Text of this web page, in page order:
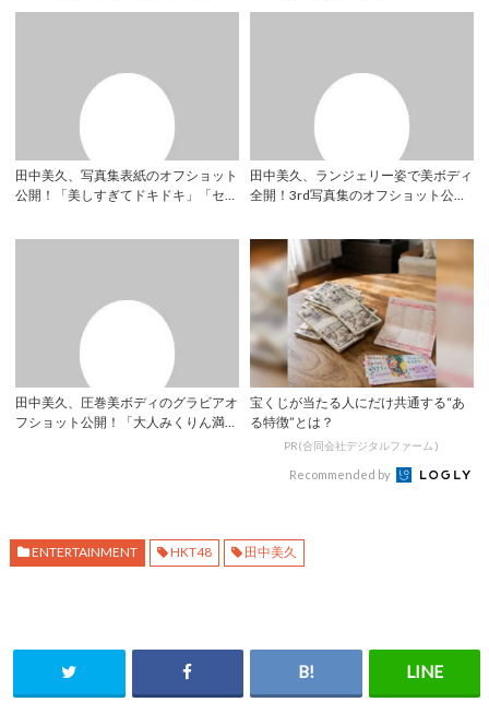
田中美久、写真集表紙のオフショット
公開！「美しすぎてドキドキ」「セク
田中美久、ランジェリー姿で美ボディ
全開！3rd写真集のオフショット公開
田中美久、圧巻美ボディのグラビアオ
フショット公開！「大人みくりん満
宝くじが当たる人にだけ共通する“あ
る特徴”とは？
PR(合同会社デジタルファーム )
Recommended by
ENTERTAINMENT HKT48 田中美久